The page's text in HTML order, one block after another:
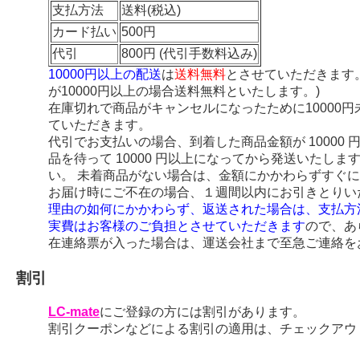
支払方法
送料(税込)
カード払い 500円
代引
800円 (代引手数料込み)
10000円以上の配送は送料無料とさせていただきま
が10000円以上の場合送料無料といたします。)
在庫切れで商品がキャンセルになったために10000
ていただきます。
代引でお支払いの場合、到着した商品金額が 10000
品を待って 10000 円以上になってから発送いたしま
い。 未着商品がない場合は、金額にかかわらずすぐ
お届け時にご不在の場合、１週間以内にお引きとり
理由の如何にかかわらず、返送された場合は、支払
実費はお客様のご負担とさせていただきますので、あ
在連絡票が入った場合は、運送会社まで至急ご連絡
割引
LC-mateにご登録の方には割引があります。
割引クーポンなどによる割引の適用は、チェックア